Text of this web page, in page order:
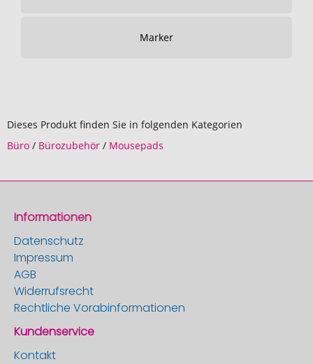
Marker
Dieses Produkt finden Sie in folgenden Kategorien
Büro / Bürozubehör / Mousepads
Informationen
Datenschutz
Impressum
AGB
Widerrufsrecht
Rechtliche Vorabinformationen
Kundenservice
Kontakt